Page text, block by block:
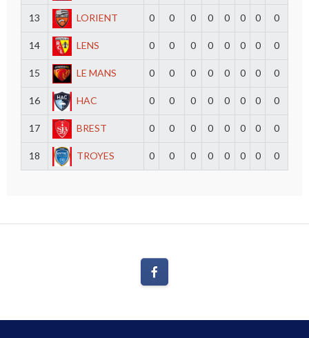
13 LORIENT 0 0 0 0 0 0 0 0
14 LENS 0 0 0 0 0 0 0 0
15 LE MANS 0 0 0 0 0 0 0 0
16 HAC 0 0 0 0 0 0 0 0
17 BREST 0 0 0 0 0 0 0 0
18 TROYES 0 0 0 0 0 0 0 0